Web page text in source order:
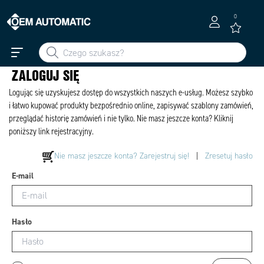
0
ZALOGUJ SIĘ
Logując się uzyskujesz dostęp do wszystkich naszych e-usług. Możesz szybko
i łatwo kupować produkty bezpośrednio online, zapisywać szablony zamówień,
przeglądać historię zamówień i nie tylko. Nie masz jeszcze konta? Kliknij
poniższy link rejestracyjny.
Nie masz jeszcze konta? Zarejestruj się! Zresetuj hasło
E-mail
Hasło